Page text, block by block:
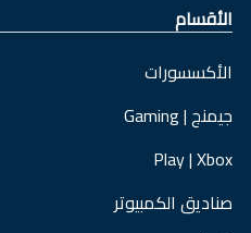
الأقسام
الأكسسورات
جيمنج | Gaming
Play | Xbox
صناديق الكمبيوتر